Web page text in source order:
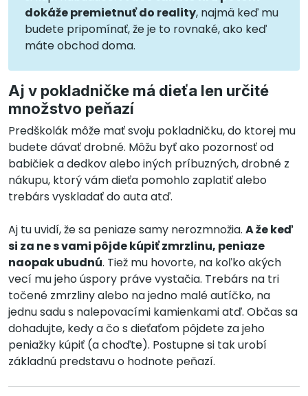
dokáže premietnuť do reality, najmä keď mu
budete pripomínať, že je to rovnaké, ako keď
máte obchod doma.
Aj v pokladničke má dieťa len určité
množstvo peňazí
Predškolák môže mať svoju pokladničku, do ktorej mu
budete dávať drobné. Môžu byť ako pozornosť od
babičiek a dedkov alebo iných príbuzných, drobné z
nákupu, ktorý vám dieťa pomohlo zaplatiť alebo
trebárs vyskladať do auta atď.
Aj tu uvidí, že sa peniaze samy nerozmnožia. A že keď
si za ne s vami pôjde kúpiť zmrzlinu, peniaze
naopak ubudnú. Tiež mu hovorte, na koľko akých
vecí mu jeho úspory práve vystačia. Trebárs na tri
točené zmrzliny alebo na jedno malé autíčko, na
jednu sadu s nalepovacími kamienkami atď. Občas sa
dohadujte, kedy a čo s dieťaťom pôjdete za jeho
peniažky kúpiť (a choďte). Postupne si tak urobí
základnú predstavu o hodnote peňazí.